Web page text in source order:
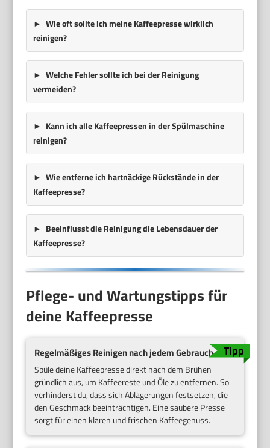
Wie oft sollte ich meine Kaffeepresse wirklich
reinigen?
Welche Fehler sollte ich bei der Reinigung
vermeiden?
Kann ich alle Kaffeepressen in der Spülmaschine
reinigen?
Wie entferne ich hartnäckige Rückstände in der
Kaffeepresse?
Beeinflusst die Reinigung die Lebensdauer der
Kaffeepresse?
Pflege- und Wartungstipps für
deine Kaffeepresse
Regelmäßiges Reinigen nach jedem Gebrauch
Spüle deine Kaffeepresse direkt nach dem Brühen
gründlich aus, um Kaffeereste und Öle zu entfernen. So
verhinderst du, dass sich Ablagerungen festsetzen, die
den Geschmack beeinträchtigen. Eine saubere Presse
sorgt für einen klaren und frischen Kaffeegenuss.